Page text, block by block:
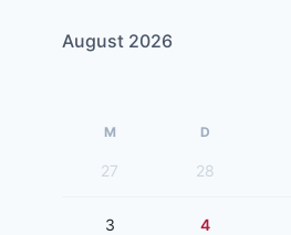
August 2026
M D
27 28
3 4